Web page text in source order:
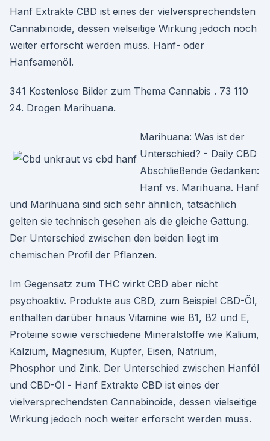
Hanf Extrakte CBD ist eines der vielversprechendsten
Cannabinoide, dessen vielseitige Wirkung jedoch noch
weiter erforscht werden muss. Hanf- oder
Hanfsamenöl.
341 Kostenlose Bilder zum Thema Cannabis . 73 110
24. Drogen Marihuana.
Marihuana: Was ist der
Unterschied? - Daily CBD
Abschließende Gedanken:
Hanf vs. Marihuana. Hanf
und Marihuana sind sich sehr ähnlich, tatsächlich
gelten sie technisch gesehen als die gleiche Gattung.
Der Unterschied zwischen den beiden liegt im
chemischen Profil der Pflanzen.
Im Gegensatz zum THC wirkt CBD aber nicht
psychoaktiv. Produkte aus CBD, zum Beispiel CBD-Öl,
enthalten darüber hinaus Vitamine wie B1, B2 und E,
Proteine sowie verschiedene Mineralstoffe wie Kalium,
Kalzium, Magnesium, Kupfer, Eisen, Natrium,
Phosphor und Zink. Der Unterschied zwischen Hanföl
und CBD-Öl - Hanf Extrakte CBD ist eines der
vielversprechendsten Cannabinoide, dessen vielseitige
Wirkung jedoch noch weiter erforscht werden muss.